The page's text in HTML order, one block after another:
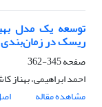
توسعه یک مدل
ریسک در زمان‌بندی
صفحه345-362
احمد ابراهیمی، بهناز
مشاهده مقاله